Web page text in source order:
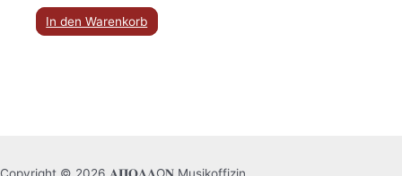
In den Warenkorb
Copyright © 2026 𝚨𝚷𝚶𝚲𝚲Ω𝚴 Musikoffizin